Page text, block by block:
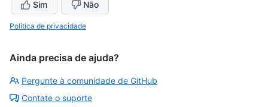
Sim Não
Política de privacidade
Ainda precisa de ajuda?
Pergunte à comunidade de GitHub
Contate o suporte